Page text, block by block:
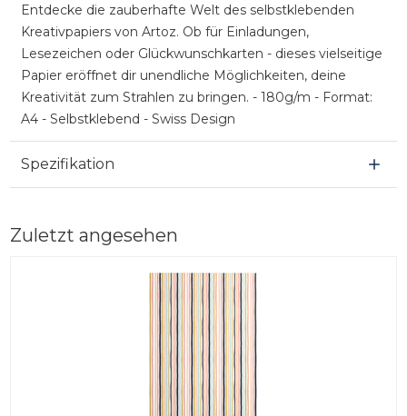
Entdecke die zauberhafte Welt des selbstklebenden
Kreativpapiers von Artoz. Ob für Einladungen,
Lesezeichen oder Glückwunschkarten - dieses vielseitige
Papier eröffnet dir unendliche Möglichkeiten, deine
Kreativität zum Strahlen zu bringen. - 180g/m - Format:
A4 - Selbstklebend - Swiss Design
Spezifikation
Zuletzt angesehen